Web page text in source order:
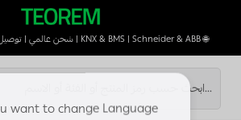
🌐 KNX & BMS | Schneider & ABB | شحن عالمي | توصيل سريع إلى أكثر من 15 بلدًا
want to change Language?